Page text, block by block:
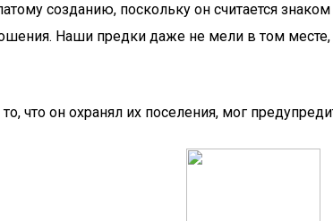
созданию, поскольку он считается
Наши предки даже не мели в том
что он охранял их поселения, мог